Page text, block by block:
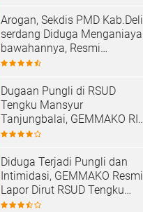
‎Arogan, Sekdis PMD Kab.Deli
serdang Diduga Menganiaya
bawahannya, Resmi
Dilaporkan ke Poldasu
Dugaan Pungli di RSUD
Tengku Mansyur
Tanjungbalai, GEMMAKO RI
Minta Penegak Hukum Usut
Diduga Terjadi Pungli dan
Intimidasi, GEMMAKO Resmi
Lapor Dirut RSUD Tengku
Mansyur ke Kejaksaan